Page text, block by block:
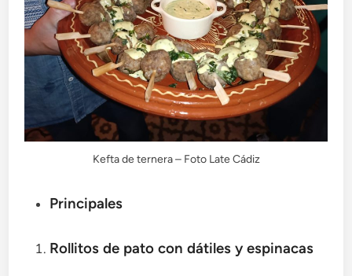
Kefta de ternera – Foto Late Cádiz
Principales
Rollitos de pato con dátiles y espinacas